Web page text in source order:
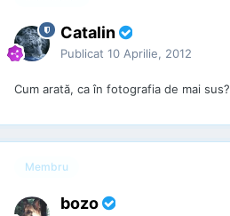
Catalin
Publicat 10 Aprilie, 2012
Cum arată, ca în fotografia de mai sus?
Membru
bozo